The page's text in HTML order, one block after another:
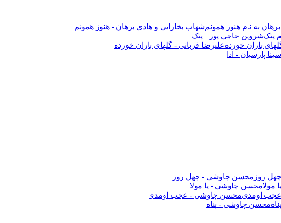
شهاب بخارایی و هادی برهان - هنوز همونم
شروین حاجی پور - پتک
علیرضا قربانی - گلهای باران خورده
سینا پارسیان - ادا
محسن چاوشی - چهل روز
محسن چاوشی - یا مولا
محسن چاوشی - عجب اومدی
محسن چاوشی - پناه